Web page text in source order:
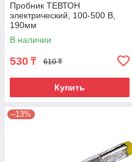
Пробник ТЕВТОН
электрический, 100-500 В,
190мм
В наличии
530 ₸ 610 ₸
Купить
–13%